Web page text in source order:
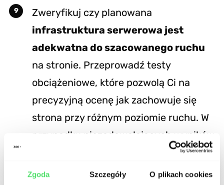
Zgoda Szczegóły O plikach cookies
Zweryfikuj czy planowana
infrastruktura serwerowa jest
adekwatna do szacowanego ruchu
na stronie. Przeprowadź testy
obciążeniowe, które pozwolą Ci na
precyzyjną ocenę jak zachowuje się
strona przy różnym poziomie ruchu. W
przypadku niezadawalających wyników
konieczna może być optymalizacja
programistyczna lub zwiększenie